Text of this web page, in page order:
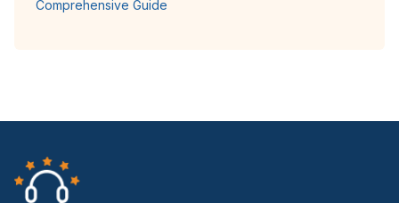
Comprehensive Guide